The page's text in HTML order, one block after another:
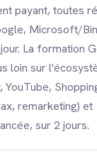
payant, toutes
Microsoft/
La formation
loin sur
YouTube,
remarketing) et
sur 2 jours.